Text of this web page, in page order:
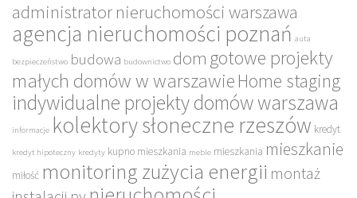
administrator nieruchomości warszawa
agencja nieruchomości poznań auta
bezpieczeństwo budowa budownictwo dom gotowe projekty
małych domów w warszawie Home staging
indywidualne projekty domów warszawa
informacje kolektory słoneczne rzeszów kredyt
kredyt hipoteczny kredyty kupno mieszkania meble mieszkania mieszkanie
miłość monitoring zużycia energii montaż